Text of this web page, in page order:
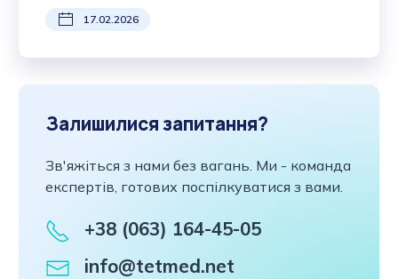
17.02.2026
Залишилися запитання?
Зв'яжіться з нами без вагань. Ми - команда
експертів, готових поспілкуватися з вами.
+38 (063) 164-45-05
info@tetmed.net